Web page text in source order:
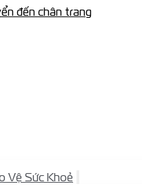
đến chân trang
Vệ Sức Khoẻ